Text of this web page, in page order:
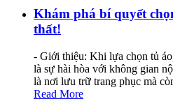
Khám phá bí quyết
thất!
- Giới thiệu: Khi lựa chọn tủ
là sự hài hòa với không gian
là nơi lưu trữ trang phục mà
Read More